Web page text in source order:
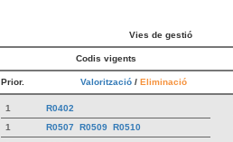
Vies de gestió
Codis vigents
Prior. Valorització/ Eliminació
1
R0402
1
R0507 R0509 R0510